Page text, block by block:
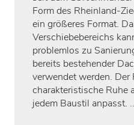
Form des Rheinland-
ein größeres Format.
Verschiebebereichs
problemlos zu
bereits bestehender
verwendet werden.
charakteristische Ruhe
jedem Baustil anpasst.